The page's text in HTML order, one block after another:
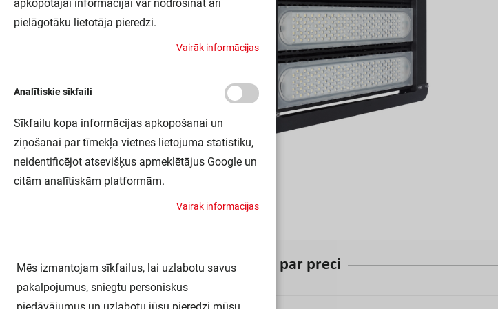
Inform par preci
apkopotajai informācijai var nodrošināt arī
pielāgotāku lietotāja pieredzi.
Vairāk informācijas
Analītiskie sīkfaili
Sīkfailu kopa informācijas apkopošanai un
ziņošanai par tīmekļa vietnes lietojuma statistiku,
neidentificējot atsevišķus apmeklētājus Google un
citām analītiskām platformām.
Vairāk informācijas
Mēs izmantojam sīkfailus, lai uzlabotu savus
pakalpojumus, sniegtu personiskus